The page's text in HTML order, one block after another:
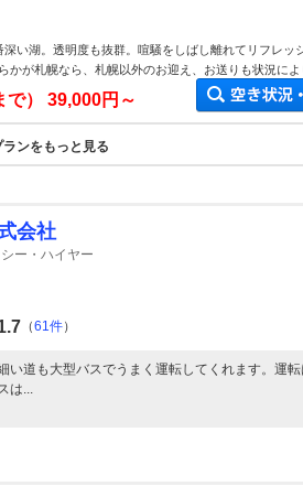
い湖。透明度も抜群。喧騒をしばし離れてリフレッ
かが札幌なら、札幌以外のお迎え、お送りも状況によ
） 39,000円～
ンをもっと見る
会社
ー・ハイヤー
（61件）
い道も大型バスでうまく運転してくれます。運
は...